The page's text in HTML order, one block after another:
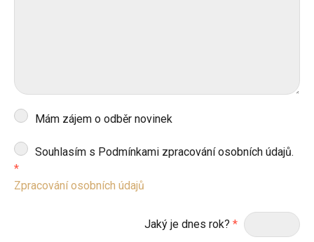
Mám zájem o odběr novinek
Souhlasím s Podmínkami zpracování osobních údajů.
*
Zpracování osobních údajů
Jaký je dnes rok? *